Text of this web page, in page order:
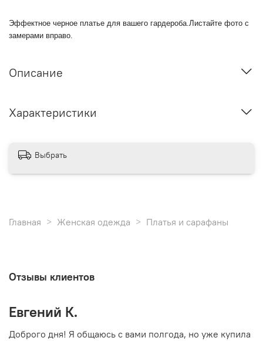
Эффектное черное платье для вашего гардероба.Листайте фото с
замерами вправо.
Описание
Характеристики
Выбрать
Главная Женская одежда Платья и сарафаны
Отзывы клиентов
Евгений К.
Доброго дня! Я общаюсь с вами полгода, но уже купила